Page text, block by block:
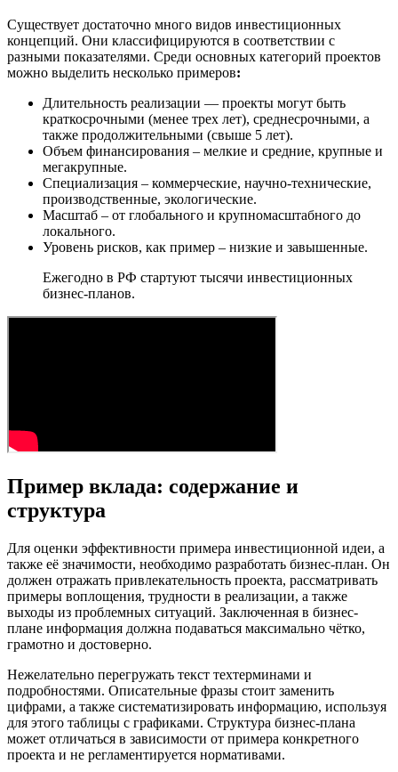
Существует достаточно много видов инвестиционных
концепций. Они классифицируются в соответствии с
разными показателями. Среди основных категорий проектов
можно выделить несколько примеров:
Длительность реализации — проекты могут быть
краткосрочными (менее трех лет), среднесрочными, а
также продолжительными (свыше 5 лет).
Объем финансирования – мелкие и средние, крупные и
мегакрупные.
Специализация – коммерческие, научно-технические,
производственные, экологические.
Масштаб – от глобального и крупномасштабного до
локального.
Уровень рисков, как пример – низкие и завышенные.
Ежегодно в РФ стартуют тысячи инвестиционных
бизнес-планов.
Пример вклада: содержание и
структура
Для оценки эффективности примера инвестиционной идеи, а
также её значимости, необходимо разработать бизнес-план. Он
должен отражать привлекательность проекта, рассматривать
примеры воплощения, трудности в реализации, а также
выходы из проблемных ситуаций. Заключенная в бизнес-
плане информация должна подаваться максимально чётко,
грамотно и достоверно.
Нежелательно перегружать текст техтерминами и
подробностями. Описательные фразы стоит заменить
цифрами, а также систематизировать информацию, используя
для этого таблицы с графиками. Структура бизнес-плана
может отличаться в зависимости от примера конкретного
проекта и не регламентируется нормативами.